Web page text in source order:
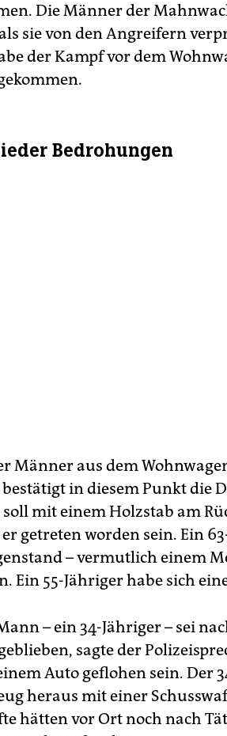
Die ­Männer der
sie von den Angreifern
der Kampf vor dem
Bedrohungen
Männer aus dem
in diesem Punkt die
soll mit einem Holzstab am
getreten worden sein. Ein
– vermutlich einem
Ein 55-Jähriger habe sich
– ein 34-Jähriger – sei
sagte der
Auto geflohen sein. Der
heraus mit einer
hätten vor Ort noch nach